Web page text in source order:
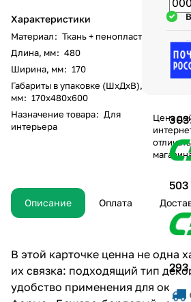
Характеристики
Материал: Ткань + пенопласт
Длина, мм: 480
Ширина, мм: 170
Габариты в упаковке (ШхДхВ),
мм: 170х480х600
Назначение товара: Для
интерьера
503
293
Цена
Описание Оплата
В этой карточке ценна не одна
их связка: подходящий тип
удобство применения для